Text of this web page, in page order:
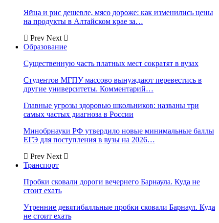
Яйца и рис дешевле, мясо дороже: как изменились цены
на продукты в Алтайском крае за…
Prev Next
Образование
Существенную часть платных мест сократят в вузах
Студентов МГПУ массово вынуждают перевестись в
другие университеты. Комментарий…
Главные угрозы здоровью школьников: названы три
самых частых диагноза в России
Минобрнауки РФ утвердило новые минимальные баллы
ЕГЭ для поступления в вузы на 2026…
Prev Next
Транспорт
Пробки сковали дороги вечернего Барнаула. Куда не
стоит ехать
Утренние девятибалльные пробки сковали Барнаул. Куда
не стоит ехать